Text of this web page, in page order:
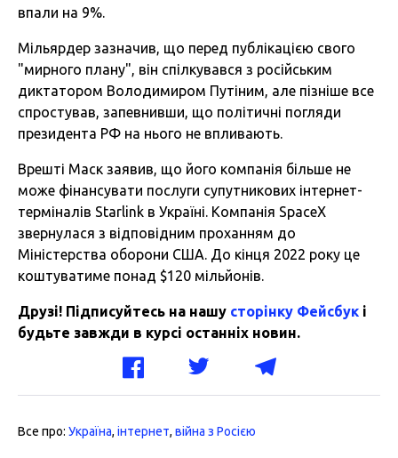
впали на 9%.
Мільярдер зазначив, що перед публікацією свого
"мирного плану", він спілкувався з російським
диктатором Володимиром Путіним, але пізніше все
спростував, запевнивши, що політичні погляди
президента РФ на нього не впливають.
Врешті Маск заявив, що його компанія більше не
може фінансувати послуги супутникових інтернет-
терміналів Starlink в Україні. Компанія SpaceX
звернулася з відповідним проханням до
Міністерства оборони США. До кінця 2022 року це
коштуватиме понад $120 мільйонів.
Друзі! Підписуйтесь на нашу сторінку Фейсбук і
будьте завжди в курсі останніх новин.
Все про: Україна, інтернет, війна з Росією